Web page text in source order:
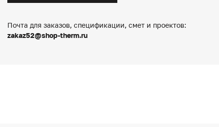
Почта для заказов, спецификации, смет и проектов:
zakaz52@shop-therm.ru